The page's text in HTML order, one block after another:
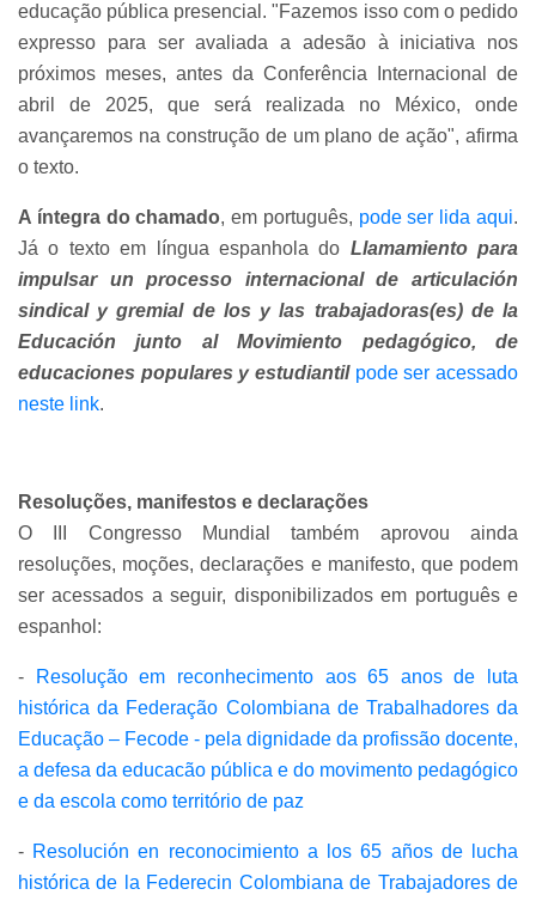
educação pública presencial. "Fazemos isso com o pedido
expresso para ser avaliada a adesão à iniciativa nos
próximos meses, antes da Conferência Internacional de
abril de 2025, que será realizada no México, onde
avançaremos na construção de um plano de ação", afirma
o texto.
A íntegra do chamado, em português, pode ser lida aqui.
Já o texto em língua espanhola do Llamamiento para
impulsar un processo internacional de articulación
sindical y gremial de los y las trabajadoras(es) de la
Educación junto al Movimiento pedagógico, de
educaciones populares y estudiantil pode ser acessado
neste link.
Resoluções, manifestos e declarações
O III Congresso Mundial também aprovou ainda
resoluções, moções, declarações e manifesto, que podem
ser acessados a seguir, disponibilizados em português e
espanhol:
-
Resolução em reconhecimento aos 65 anos de luta
histórica da Federação Colombiana de Trabalhadores da
Educação – Fecode - pela dignidade da profissão docente,
a defesa da educacão pública e do movimento pedagógico
e da escola como território de paz
- Resolución en reconocimiento a los 65 años de lucha
histórica de la Federecin Colombiana de Trabajadores de